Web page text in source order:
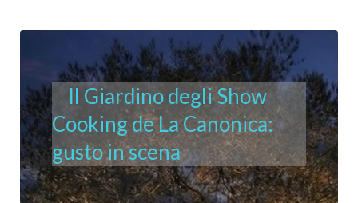
Il Giardino degli Show
Cooking de La Canonica:
gusto in scena